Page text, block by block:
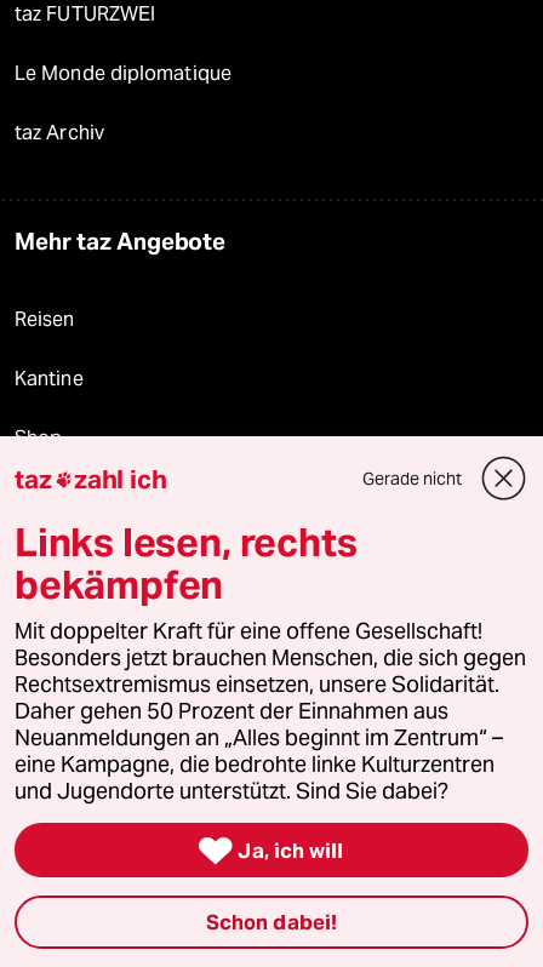
taz FUTURZWEI
Le Monde diplomatique
taz Archiv
Mehr taz Angebote
Reisen
Kantine
Shop
Anzeigen
Fragen & Hilfe
Feedback
Aboservice
ePaper Login
Downloads für Abonnierende
taz zahl ich Gerade nicht
Links lesen, rechts
bekämpfen
Mit doppelter Kraft für eine offene Gesellschaft!
Besonders jetzt brauchen Menschen, die sich gegen
Rechtsextremismus einsetzen, unsere Solidarität.
Daher gehen 50 Prozent der Einnahmen aus
Neuanmeldungen an „Alles beginnt im Zentrum“ –
eine Kampagne, die bedrohte linke Kulturzentren
und Jugendorte unterstützt. Sind Sie dabei?
 Ja, ich will
Schon dabei!